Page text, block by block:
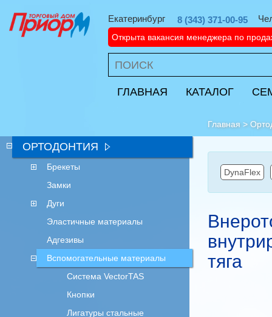
Екатеринбург 8 (343) 371-00-95
Открыта вакансия менеджера по
ГЛАВНАЯ КАТАЛОГ
Главная>
ОРТОДОНТИЯ
Брекеты
Замки
Дуги
Эластичные материалы
Адгезивы
Вспомогательные материалы
Система VectorTAS
Кнопки
Лигатуры стальные
DynaFlex
тяга